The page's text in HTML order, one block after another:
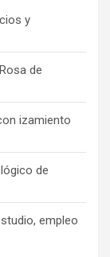
y
de
izamiento
de
empleo